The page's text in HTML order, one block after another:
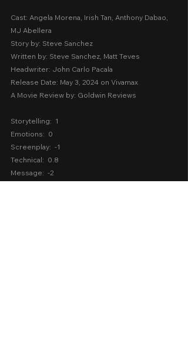
Cast: Angela Morena, Irish Tan, Anthony Dabao,
MJ Abellera
Story by: Steve Sanchez
Written by: Steve Sanchez, Matt Teves
Headwriter: John Carlo Pacala
Release Date: May 3, 2024 on Vivamax
A Movie Review by: Goldwin Reviews
Storytelling:  1
Emotions:  0
Screenplay:  -1
Technical:  0.8
Message:  -2